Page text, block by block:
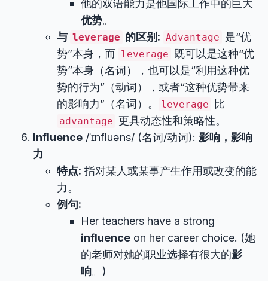
他的双语能力是他国际工作中的巨大
优势。
与 leverage 的区别: Advantage 是“优
势”本身，而 leverage
既可以是这种“优
势”本身（名词），也可以是“利用这种优
势的行为”（动词），或者“这种优势带来
的影响力”（名词）。
leverage 比
advantage 更具动态性和策略性。
Influence /ˈɪnfluəns/ (名词/动词): 影响，影响
力
特点: 指对某人或某事产生作用或改变的能
力。
例句:
Her teachers have a strong
influence on her career choice. (她
的老师对她的职业选择有很大的影
响。)